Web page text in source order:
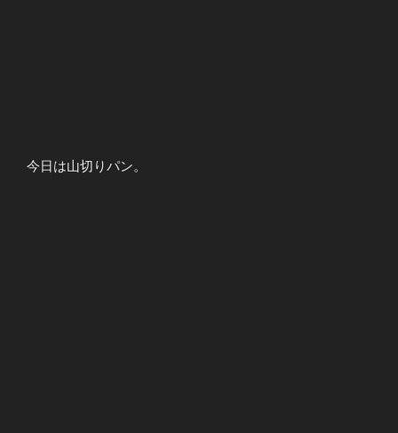
今日は山切りパン。